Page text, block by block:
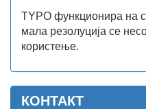
TYPO функционира на
мала резолуција се
користење.
КОНТАКТ